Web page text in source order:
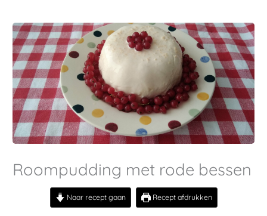
Roompudding met rode bessen
Naar recept gaan Recept afdrukken